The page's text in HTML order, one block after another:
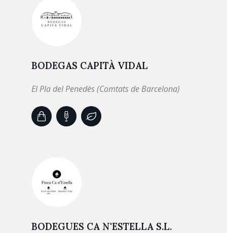
BODEGAS CAPITÀ VIDAL
El Pla del Penedès (Comtats de Barcelona)
BODEGUES CA N'ESTELLA S.L.